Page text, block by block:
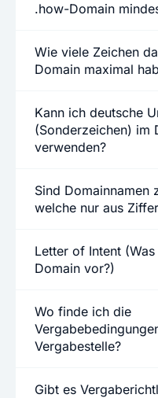
.how-Domain
Wie viele Zeichen
Domain maximal
Kann ich deutsche
(Sonderzeichen) im
verwenden?
Sind Domainnamen
welche nur aus
Letter of Intent
Domain vor?)
Wo finde ich die
Vergabestelle?
Gibt es